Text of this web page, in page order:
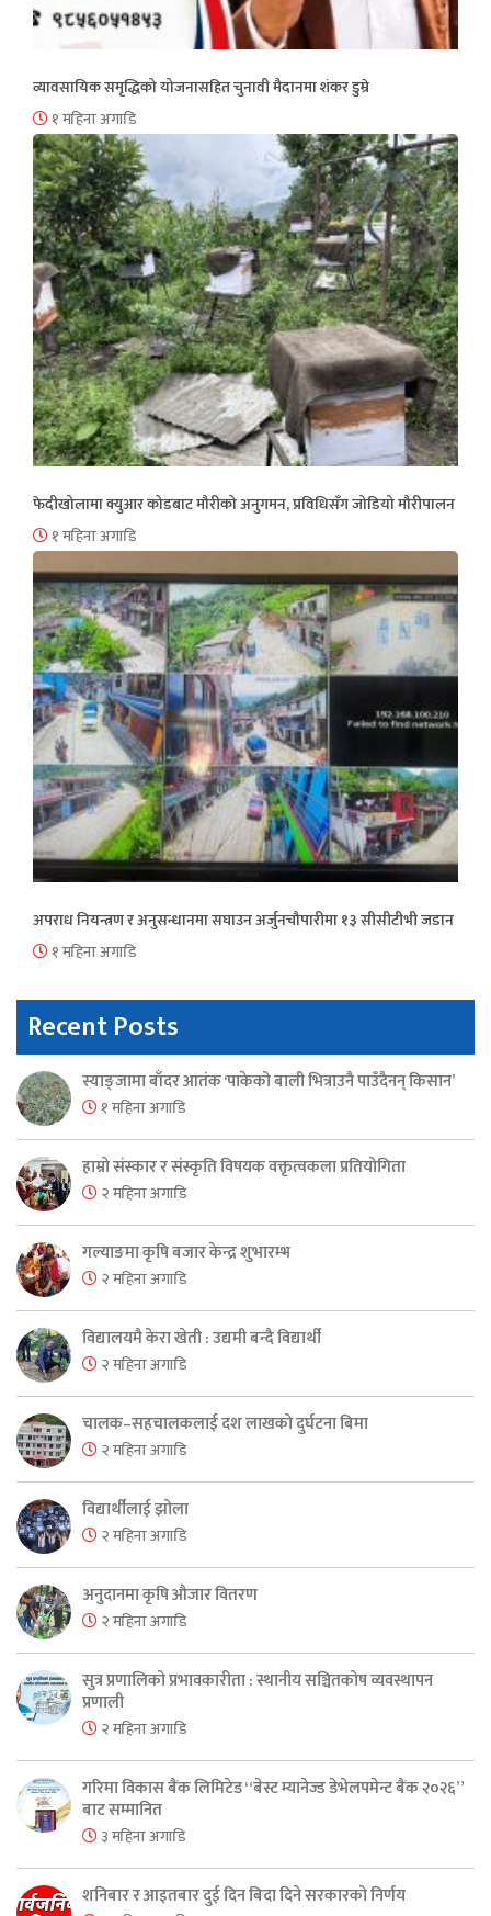
व्यावसायिक समृद्धिको योजनासहित चुनावी मैदानमा शंकर डुम्रे
१ महिना अगाडि
फेदीखोलामा क्युआर कोडबाट मौरीको अनुगमन, प्रविधिसँग जोडियो मौरीपालन
१ महिना अगाडि
अपराध नियन्त्रण र अनुसन्धानमा सघाउन अर्जुनचौपारीमा १३ सीसीटीभी जडान
१ महिना अगाडि
Recent Posts
स्याङ्जामा बाँदर आतंक ‘पाकेको बाली भित्राउनै पाउँदैनन् किसान’
१ महिना अगाडि
हाम्रो संस्कार र संस्कृति विषयक वक्तृत्वकला प्रतियोगिता
२ महिना अगाडि
गल्याङमा कृषि बजार केन्द्र शुभारम्भ
२ महिना अगाडि
विद्यालयमै केरा खेती : उद्यमी बन्दै विद्यार्थी
२ महिना अगाडि
चालक–सहचालकलाई दश लाखको दुर्घटना बिमा
२ महिना अगाडि
विद्यार्थीलाई झोला
२ महिना अगाडि
अनुदानमा कृषि औजार वितरण
२ महिना अगाडि
सुत्र प्रणालिको प्रभावकारीता : स्थानीय सञ्चितकोष व्यवस्थापन
प्रणाली
२ महिना अगाडि
गरिमा विकास बैंक लिमिटेड “बेस्ट म्यानेज्ड डेभेलपमेन्ट बैंक २०२६”
बाट सम्मानित
३ महिना अगाडि
शनिबार र आइतबार दुई दिन बिदा दिने सरकारको निर्णय